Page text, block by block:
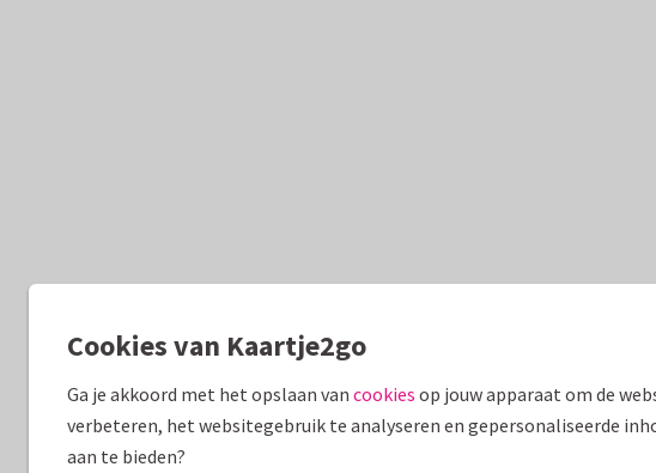
Cookies van Kaartje2go
Ga je akkoord met het opslaan van cookies op jouw apparaat om de
verbeteren, het websitegebruik te analyseren en gepersonaliseerde
aan te bieden?